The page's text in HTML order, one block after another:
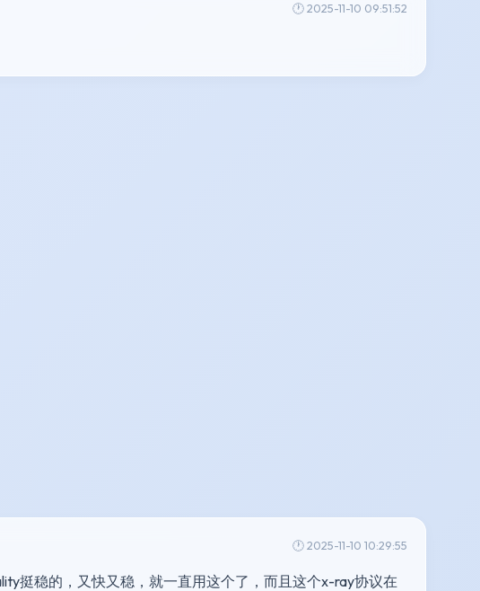
🕐 2025-11-10 09:51:52
🕐 2025-11-10 10:29:55
挺稳的，又快又稳，就一直用这个了，而且这个x-ray协议在